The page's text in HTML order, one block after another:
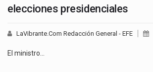
elecciones presidenciales
LaVibrante.Com Redacción General - EFE
El ministro…